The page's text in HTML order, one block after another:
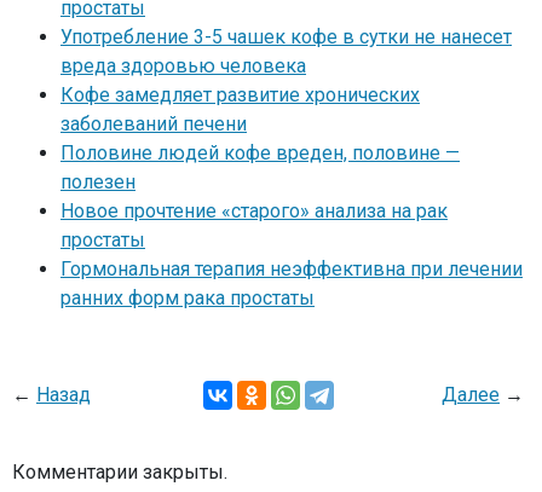
простаты
Употребление 3-5 чашек кофе в сутки не нанесет
вреда здоровью человека
Кофе замедляет развитие хронических
заболеваний печени
Половине людей кофе вреден, половине —
полезен
Новое прочтение «старого» анализа на рак
простаты
Гормональная терапия неэффективна при лечении
ранних форм рака простаты
← Назад Далее →
Комментарии закрыты.